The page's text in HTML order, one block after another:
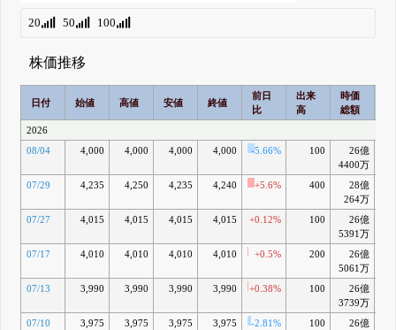
20 50 100
株価推移
日付 始値 高値 安値 終値
前日
比
出来
高
時価
総額
2026
08/04
4,000 4,000 4,000 4,000 -5.66% 100
26億
4400万
07/29 4,235 4,250 4,235 4,240 +5.6% 400
28億
264万
07/27 4,015 4,015 4,015 4,015 +0.12% 100
26億
5391万
07/17 4,010 4,010 4,010 4,010 +0.5% 200
26億
5061万
07/13 3,990 3,990 3,990 3,990 +0.38% 100
26億
3739万
07/10 3,975 3,975 3,975 3,975 -2.81% 100
26億